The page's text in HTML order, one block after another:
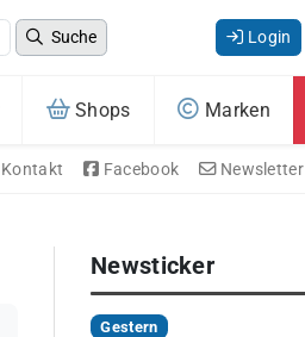
Suche Login
Shops Marken
Kontakt Facebook Newsletter
Newsticker
Gestern